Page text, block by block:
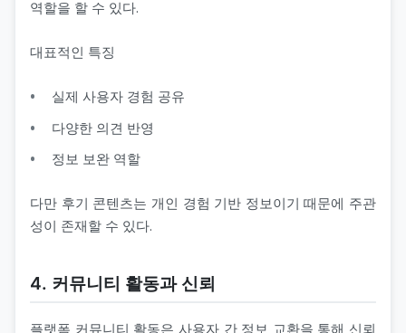
역할을 할 수 있다.
대표적인 특징
실제 사용자 경험 공유
다양한 의견 반영
정보 보완 역할
다만 후기 콘텐츠는 개인 경험 기반 정보이기 때문에 주관
성이 존재할 수 있다.
4. 커뮤니티 활동과 신뢰
플랫폼 커뮤니티 활동은 사용자 간 정보 교환을 통해 신뢰